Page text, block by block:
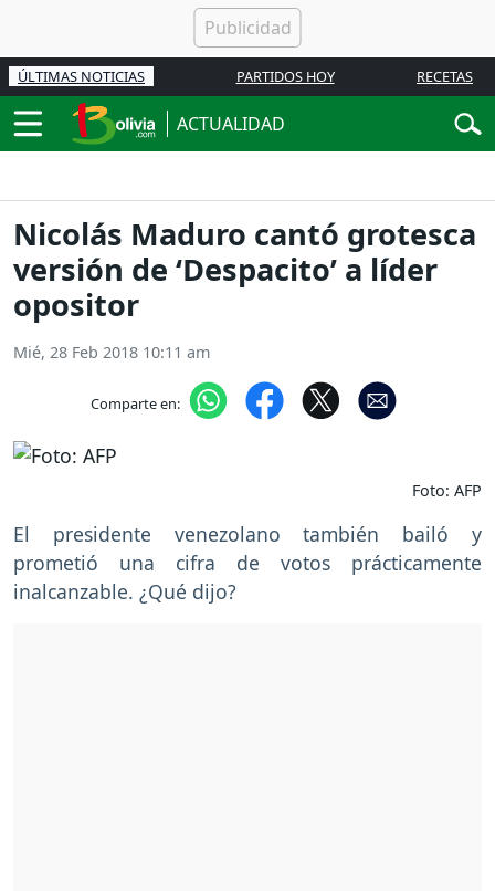
ÚLTIMAS NOTICIAS PARTIDOS HOY RECETAS
ACTUALIDAD
Nicolás Maduro cantó grotesca
versión de ‘Despacito’ a líder
opositor
Mié, 28 Feb 2018 10:11 am
Comparte en:
Foto: AFP
El presidente venezolano también bailó y
prometió una cifra de votos prácticamente
inalcanzable. ¿Qué dijo?